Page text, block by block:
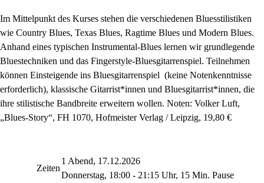
Im Mittelpunkt des Kurses stehen die verschiedenen Bluesstilistiken
wie Country Blues, Texas Blues, Ragtime Blues und Modern Blues.
Anhand eines typischen Instrumental-Blues lernen wir grundlegende
Bluestechniken und das Fingerstyle-Bluesgitarrenspiel. Teilnehmen
können Einsteigende ins Bluesgitarrenspiel (keine Notenkenntnisse
erforderlich), klassische Gitarrist*innen und Bluesgitarrist*innen, die
ihre stilistische Bandbreite erweitern wollen. Noten: Volker Luft,
„Blues-Story“, FH 1070, Hofmeister Verlag / Leipzig, 19,80 €
Zeiten
1 Abend, 17.12.2026
Donnerstag, 18:00 - 21:15 Uhr, 15 Min. Pause